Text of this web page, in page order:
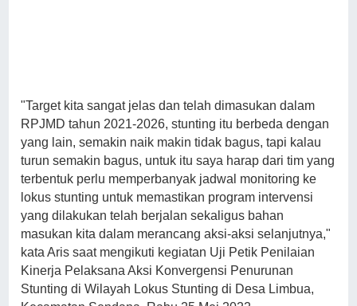
"Target kita sangat jelas dan telah dimasukan dalam
RPJMD tahun 2021-2026, stunting itu berbeda dengan
yang lain, semakin naik makin tidak bagus, tapi kalau
turun semakin bagus, untuk itu saya harap dari tim yang
terbentuk perlu memperbanyak jadwal monitoring ke
lokus stunting untuk memastikan program intervensi
yang dilakukan telah berjalan sekaligus bahan
masukan kita dalam merancang aksi-aksi selanjutnya,"
kata Aris saat mengikuti kegiatan Uji Petik Penilaian
Kinerja Pelaksana Aksi Konvergensi Penurunan
Stunting di Wilayah Lokus Stunting di Desa Limbua,